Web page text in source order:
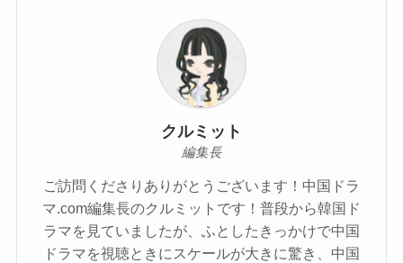
クルミット
編集長
ご訪問くださりありがとうございます！中国ドラ
マ.com編集長のクルミットです！普段から韓国ド
ラマを見ていましたが、ふとしたきっかけで中国
ドラマを視聴ときにスケールが大きに驚き、中国